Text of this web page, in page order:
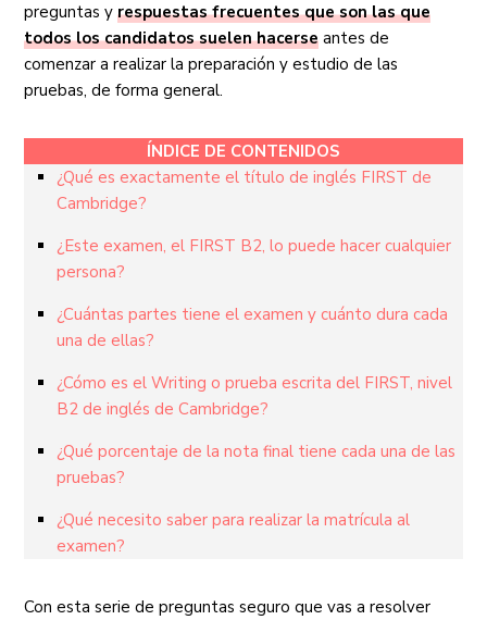
preguntas yrespuestas frecuentes que son las que
todos los candidatos suelen hacerse antes de
comenzar a realizar la preparación y estudio de las
pruebas, de forma general.
ÍNDICE DE CONTENIDOS
¿Qué es exactamente el título de inglés FIRST de
Cambridge?
¿Este examen, el FIRST B2, lo puede hacer cualquier
persona?
¿Cuántas partes tiene el examen y cuánto dura cada
una de ellas?
¿Cómo es el Writing o prueba escrita del FIRST, nivel
B2 de inglés de Cambridge?
¿Qué porcentaje de la nota final tiene cada una de las
pruebas?
¿Qué necesito saber para realizar la matrícula al
examen?
Con esta serie de preguntas seguro que vas a resolver